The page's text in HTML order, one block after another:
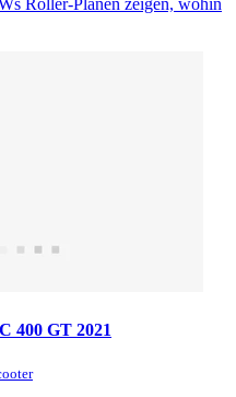
Roller-Plänen zeigen, wohin
400 GT 2021